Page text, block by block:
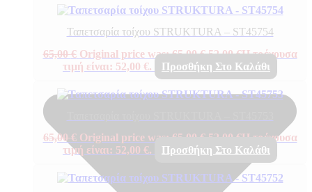
Ταπετσαρία τοίχου STRUKTURA – ST45754
65,00€ Original price was: 65,00 €.52,00€Η τρέχουσα
τιμή είναι: 52,00 €.
Προσθήκη Στο Καλάθι
65,00€ Original price was: 65,00 €. 52,00 €Η τρέχουσα
τιμή είναι: 52,00 €.
Προσθήκη Στο Καλάθι